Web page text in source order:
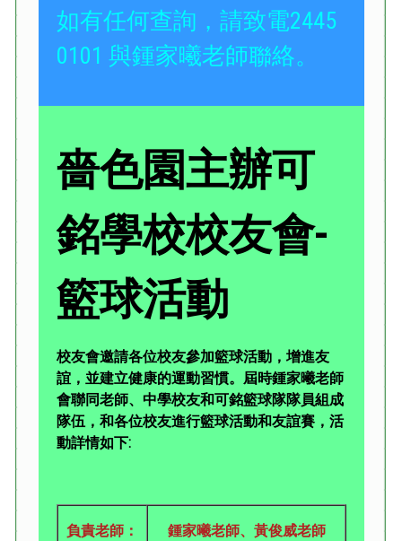
如有任何查詢，請致電2445
0101 與鍾家曦老師聯絡。
嗇色園主辦可
銘學校校友會-
籃球活動
校友會邀請各位校友參加籃球活動，增進友
誼，並建立健康的運動習慣。屆時鍾家曦老師
會聯同老師、中學校友和可銘籃球隊隊員組成
隊伍，和各位校友進行籃球活動和友誼賽，活
動詳情如下:
負責老師： 鍾家曦老師、黃俊威老師